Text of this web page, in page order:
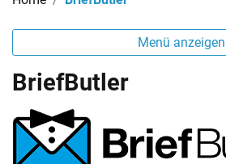
Menü anzeigen
BriefButler